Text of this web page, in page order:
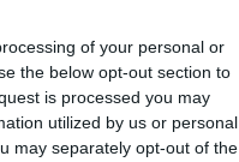
of your personal or
the below opt-out section to
is processed you may
utilized by us or personal
may separately opt-out of the